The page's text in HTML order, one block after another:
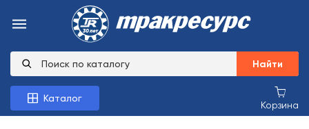
Найти
Каталог
Корзина